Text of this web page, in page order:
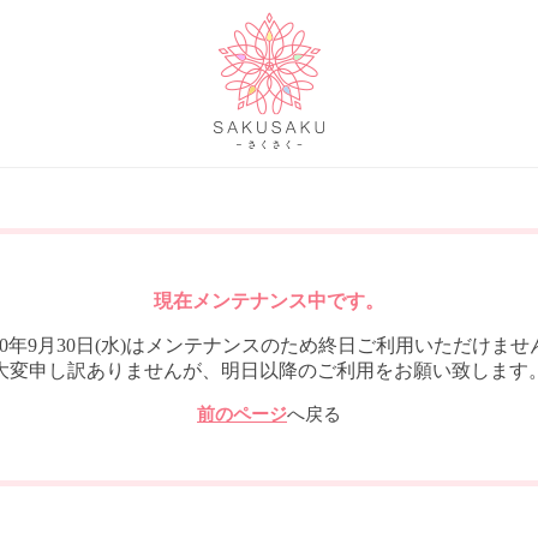
現在メンテナンス中です。
年9月30日(水)はメンテナンスのため終日ご利用いただけませ
変申し訳ありませんが、明日以降のご利用をお願い致します
前のページへ戻る